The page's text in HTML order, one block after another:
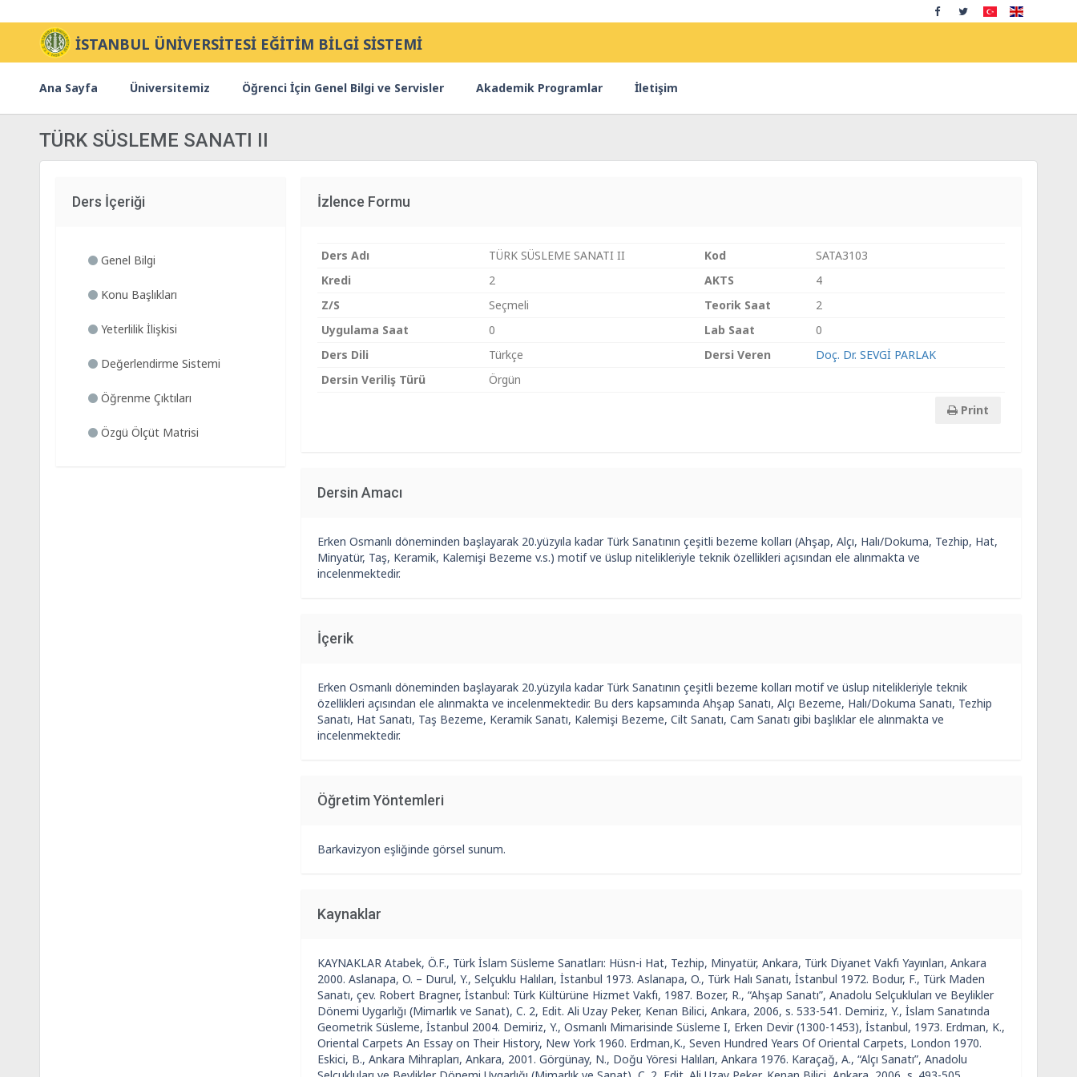
İSTANBUL ÜNİVERSİTESİ EĞİTİM BİLGİ SİSTEMİ
Ana Sayfa Üniversitemiz Öğrenci İçin Genel Bilgi ve Servisler Akademik Programlar İletişim
TÜRK SÜSLEME SANATI II
Ders İçeriği
Genel Bilgi
Konu Başlıkları
Yeterlilik İlişkisi
Değerlendirme Sistemi
Öğrenme Çıktıları
Özgü Ölçüt Matrisi
İzlence Formu
Ders Adı TÜRK SÜSLEME SANATI II Kod
SATA3103
Kredi
2 AKTS
4
Z/S
Seçmeli Teorik Saat
2
Uygulama Saat
0 Lab Saat
0
Ders Dili
Türkçe Dersi Veren
Doç. Dr. SEVGİ PARLAK
Dersin Veriliş Türü
Örgün
Print
Dersin Amacı
Erken Osmanlı döneminden başlayarak 20.yüzyıla kadar Türk Sanatının çeşitli bezeme kolları (Ahşap, Alçı, Halı/Dokuma, Tezhip, Hat,
Minyatür, Taş, Keramik, Kalemişi Bezeme v.s.) motif ve üslup nitelikleriyle teknik özellikleri açısından ele alınmakta ve
incelenmektedir.
İçerik
Erken Osmanlı döneminden başlayarak 20.yüzyıla kadar Türk Sanatının çeşitli bezeme kolları motif ve üslup nitelikleriyle teknik
özellikleri açısından ele alınmakta ve incelenmektedir. Bu ders kapsamında Ahşap Sanatı, Alçı Bezeme, Halı/Dokuma Sanatı, Tezhip
Sanatı, Hat Sanatı, Taş Bezeme, Keramik Sanatı, Kalemişi Bezeme, Cilt Sanatı, Cam Sanatı gibi başlıklar ele alınmakta ve
incelenmektedir.
Öğretim Yöntemleri
Barkavizyon eşliğinde görsel sunum.
Kaynaklar
KAYNAKLAR Atabek, Ö.F., Türk İslam Süsleme Sanatları: Hüsn-i Hat, Tezhip, Minyatür, Ankara, Türk Diyanet Vakfı Yayınları, Ankara
2000. Aslanapa, O. – Durul, Y., Selçuklu Halıları, İstanbul 1973. Aslanapa, O., Türk Halı Sanatı, İstanbul 1972. Bodur, F., Türk Maden
Sanatı, çev. Robert Bragner, İstanbul: Türk Kültürüne Hizmet Vakfı, 1987. Bozer, R., “Ahşap Sanatı”, Anadolu Selçukluları ve Beylikler
Dönemi Uygarlığı (Mimarlık ve Sanat), C. 2, Edit. Ali Uzay Peker, Kenan Bilici, Ankara, 2006, s. 533-541. Demiriz, Y., İslam Sanatında
Geometrik Süsleme, İstanbul 2004. Demiriz, Y., Osmanlı Mimarisinde Süsleme I, Erken Devir (1300-1453), İstanbul, 1973. Erdman, K.,
Oriental Carpets An Essay on Their History, New York 1960. Erdman,K., Seven Hundred Years Of Oriental Carpets, London 1970.
Eskici, B., Ankara Mihrapları, Ankara, 2001. Görgünay, N., Doğu Yöresi Halıları, Ankara 1976. Karaçağ, A., “Alçı Sanatı”, Anadolu